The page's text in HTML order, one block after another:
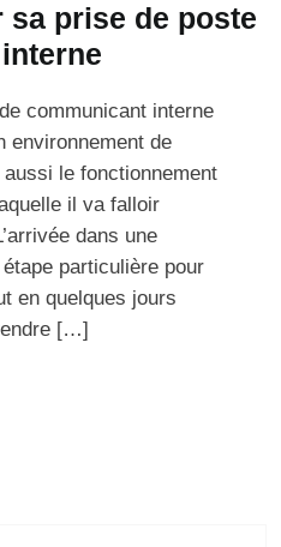
prise de poste
communicant interne
environnement de
le fonctionnement
il va falloir
dans une
particulière pour
en quelques jours
[…]